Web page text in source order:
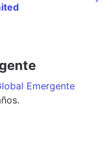
Emergente